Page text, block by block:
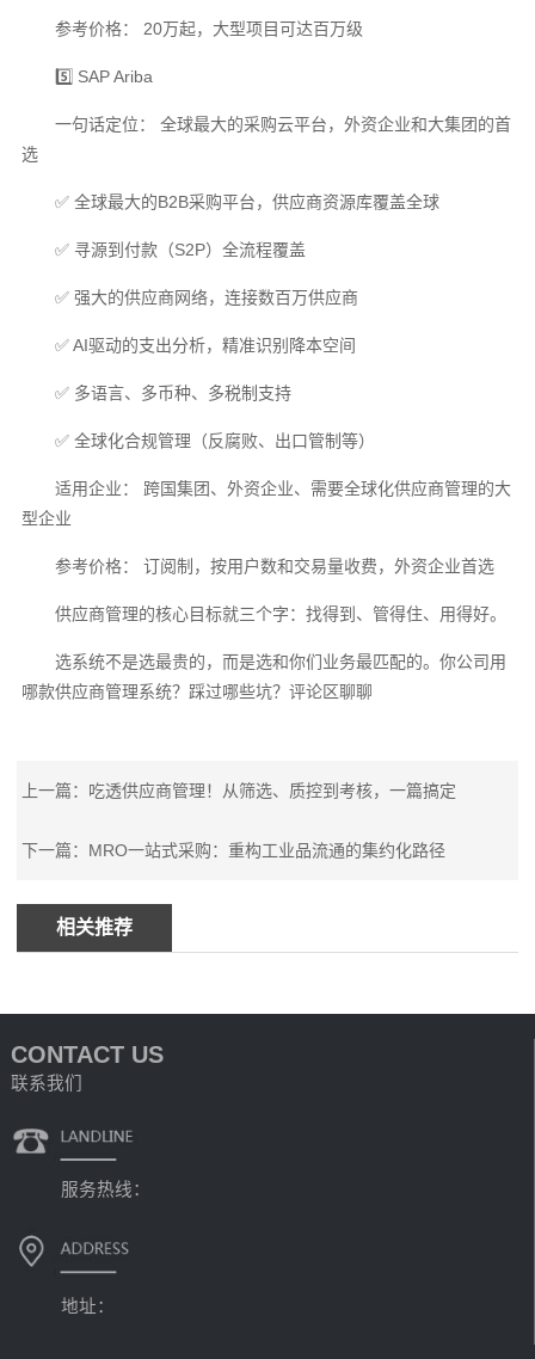
参考价格： 20万起，大型项目可达百万级
5️⃣ SAP Ariba
一句话定位： 全球最大的采购云平台，外资企业和大集团的首
选
✅ 全球最大的B2B采购平台，供应商资源库覆盖全球
✅ 寻源到付款（S2P）全流程覆盖
✅ 强大的供应商网络，连接数百万供应商
✅ AI驱动的支出分析，精准识别降本空间
✅ 多语言、多币种、多税制支持
✅ 全球化合规管理（反腐败、出口管制等）
适用企业： 跨国集团、外资企业、需要全球化供应商管理的大
型企业
参考价格： 订阅制，按用户数和交易量收费，外资企业首选
供应商管理的核心目标就三个字：找得到、管得住、用得好。
选系统不是选最贵的，而是选和你们业务最匹配的。你公司用
哪款供应商管理系统？踩过哪些坑？评论区聊聊
上一篇：吃透供应商管理！从筛选、质控到考核，一篇搞定
下一篇：MRO一站式采购：重构工业品流通的集约化路径
相关推荐
CONTACT US
联系我们
服务热线：
地址：